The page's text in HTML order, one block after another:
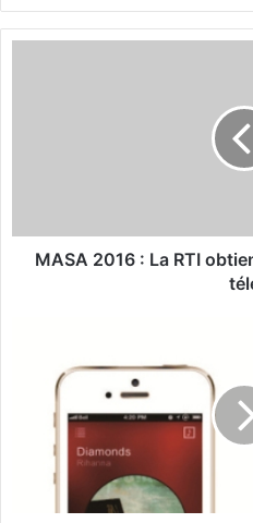
:
MASA 2016 : La RTI